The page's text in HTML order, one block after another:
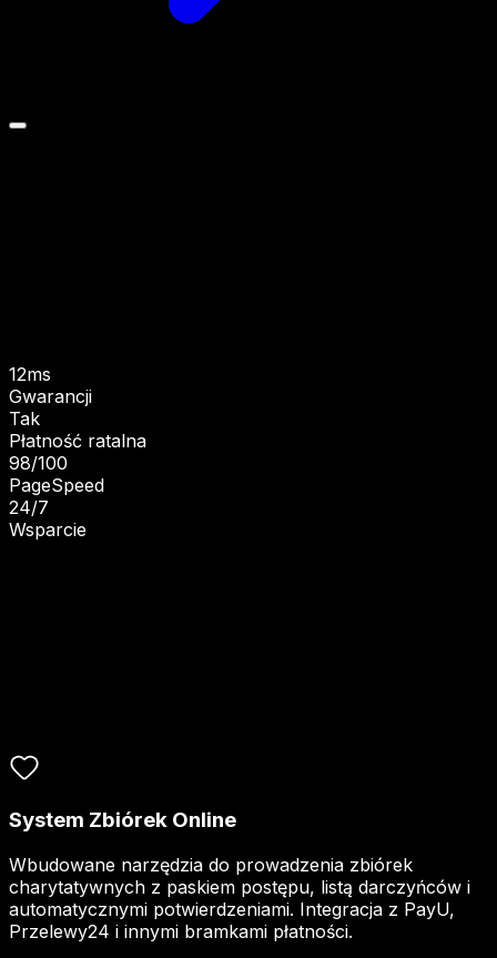
Poproś o wycenę
12ms
Gwarancji
Tak
Płatność ratalna
98/100
PageSpeed
24/7
Wsparcie
System Zbiórek Online
Wbudowane narzędzia do prowadzenia zbiórek
charytatywnych z paskiem postępu, listą darczyńców i
automatycznymi potwierdzeniami. Integracja z PayU,
Przelewy24 i innymi bramkami płatności.